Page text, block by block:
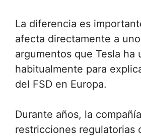
La diferencia es
afecta directamente a
argumentos que Tesla ha
habitualmente para
del FSD en Europa.
Durante años, la
restricciones regulatorias